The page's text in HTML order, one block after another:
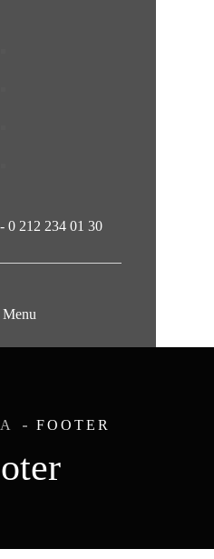
0 212 234 01 30
Menu
FOOTER